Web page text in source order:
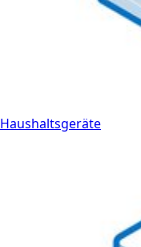
Haushaltsgeräte